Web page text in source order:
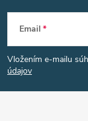
Z
á
p
Email
Vložením e-mailu
údajov